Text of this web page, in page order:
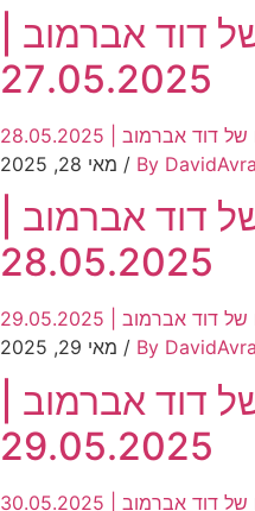
דוד אברמוב |
27.05.2025
By / מאי 28, 2025
דוד אברמוב |
28.05.2025
By / מאי 29, 2025
דוד אברמוב |
29.05.2025